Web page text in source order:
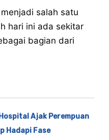
salah satu
hari ini ada sekitar
bagian dari
Ajak Perempuan
Hadapi Fase